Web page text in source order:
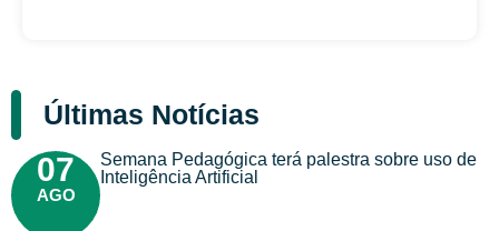
Últimas Notícias
07
AGO
Semana Pedagógica terá palestra sobre uso de
Inteligência Artificial